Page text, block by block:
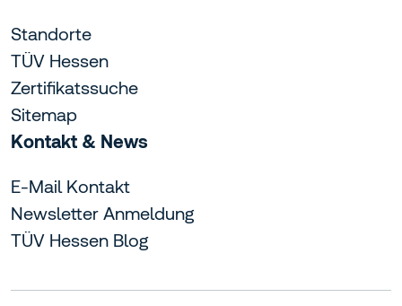
Standorte
TÜV Hessen
Zertifikatssuche
Sitemap
Kontakt & News
E-Mail Kontakt
Newsletter Anmeldung
TÜV Hessen Blog